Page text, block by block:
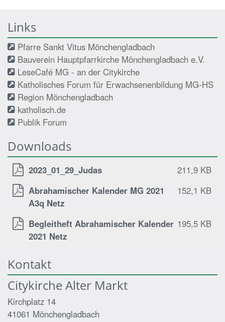
Links
Pfarre Sankt Vitus Mönchengladbach
Bauverein Hauptpfarrkirche Mönchengladbach e.V.
LeseCafé MG - an der Citykirche
Katholisches Forum für Erwachsenenbildung MG-HS
Region Mönchengladbach
katholisch.de
Publik Forum
Downloads
2023_01_29_Judas
211,9 KB
Abrahamischer Kalender MG 2021
A3q Netz
152,1 KB
Begleitheft Abrahamischer Kalender
2021 Netz
195,5 KB
Kontakt
Citykirche Alter Markt
Kirchplatz 14
41061 Mönchengladbach